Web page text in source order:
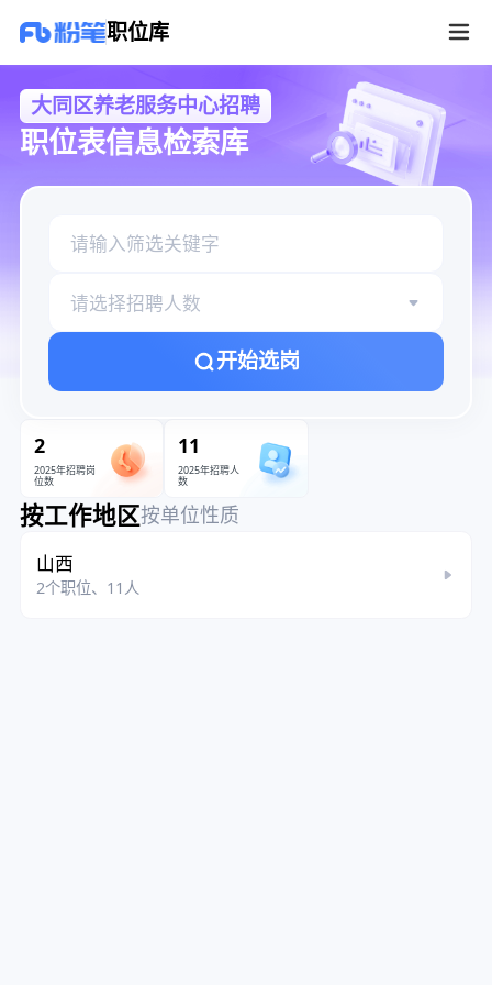
职位库
大同区养老服务中心招聘
职位表信息检索库
请选择招聘人数
开始选岗
2
2025年招聘岗
位数
11
2025年招聘人
数
按工作地区按单位性质
山西
2个职位、11人